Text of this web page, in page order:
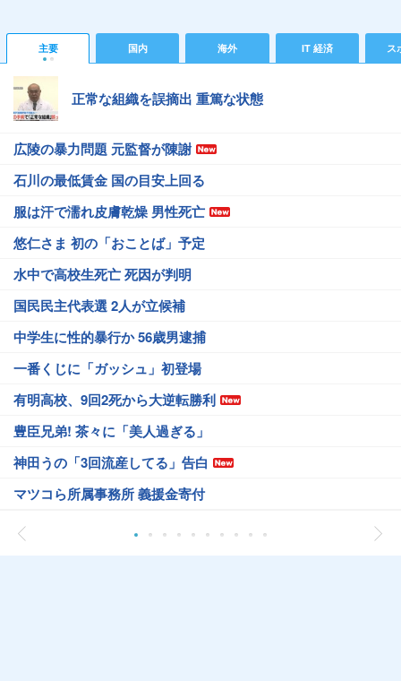
主要 国内 海外 IT 経済 ス
正常な組織を誤摘出 重篤な状態
広陵の暴力問題 元監督が陳謝
石川の最低賃金 国の目安上回る
服は汗で濡れ皮膚乾燥 男性死亡
悠仁さま 初の「おことば」予定
水中で高校生死亡 死因が判明
国民民主代表選 2人が立候補
中学生に性的暴行か 56歳男逮捕
一番くじに「ガッシュ」初登場
有明高校、9回2死から大逆転勝利
豊臣兄弟! 茶々に「美人過ぎる」
神田うの「3回流産してる」告白
マツコら所属事務所 義援金寄付